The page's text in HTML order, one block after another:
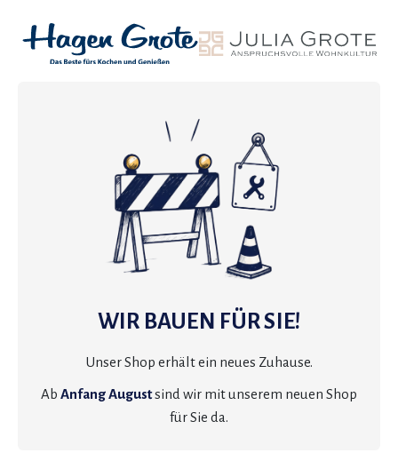
WIR BAUEN FÜR SIE!
Unser Shop erhält ein neues Zuhause.
Ab Anfang Augustsind wir mit unserem neuen Shop
für Sie da.